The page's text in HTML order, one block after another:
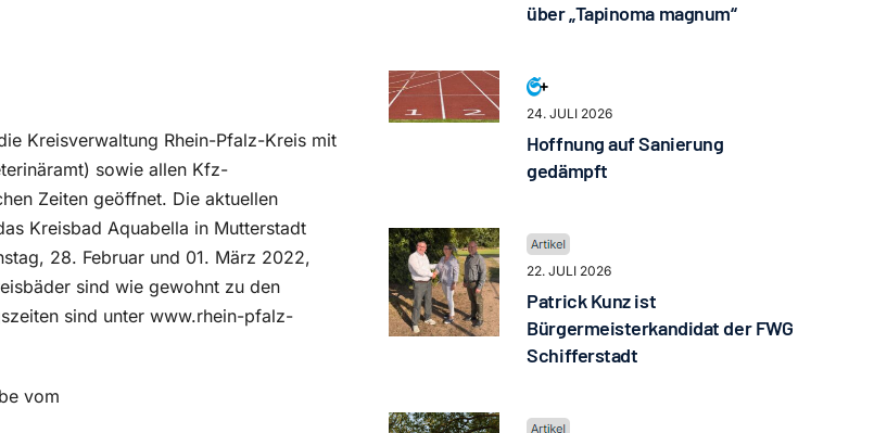
Kreisverwaltung Rhein-Pfalz-Kreis mit
sowie allen Kfz-
Zeiten geöffnet. Die aktuellen
Kreisbad Aquabella in Mutterstadt
28. Februar und 01. März 2022,
sind wie gewohnt zu den
sind unter www.rhein-pfalz-
vom
über „Tapinoma magnum“
24. JULI 2026
Hoffnung auf Sanierung
gedämpft
22. JULI 2026
Patrick Kunz ist
Bürgermeisterkandidat der FWG
Schifferstadt